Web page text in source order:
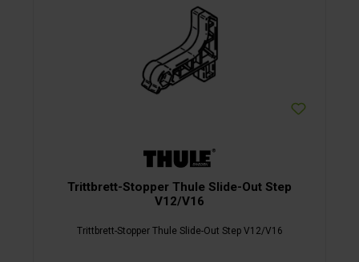
Trittbrett-Stopper Thule Slide-Out Step
V12/V16
Trittbrett-Stopper Thule Slide-Out Step V12/V16